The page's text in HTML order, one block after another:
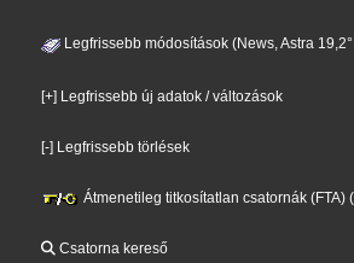
Legfrissebb módosítások (News, Astra
[+] Legfrissebb új adatok / változások
[-] Legfrissebb törlések
Átmenetileg titkosítatlan csatornák (FTA)
Csatorna kereső